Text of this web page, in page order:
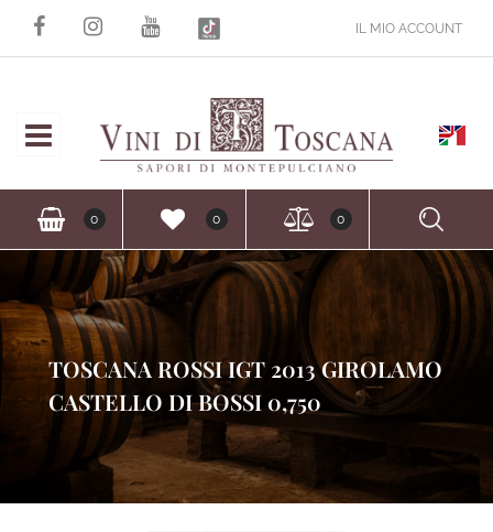
IL MIO ACCOUNT
0 0 0
TOSCANA ROSSI IGT 2013 GIROLAMO
CASTELLO DI BOSSI 0,750